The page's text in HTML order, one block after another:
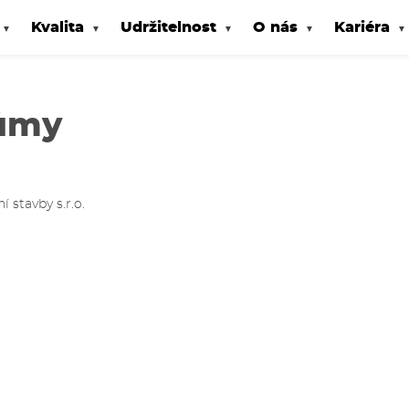
Kvalita Udržitelnost O nás Kariéra
stavby s.r.o.